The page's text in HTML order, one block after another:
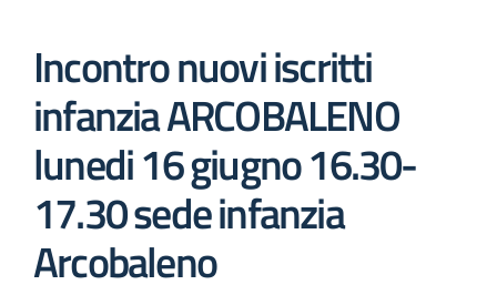
Incontro nuovi iscritti
infanzia ARCOBALENO
lunedi 16 giugno 16.30-
17.30 sede infanzia
Arcobaleno